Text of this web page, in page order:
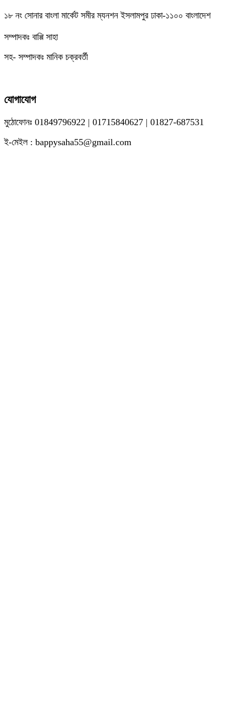
১৮ নং সোনার বাংলা মার্কেট সমীর ম্যনশন ইসলামপুর ঢাকা-১১০০ বাংলাদেশ
সম্পাদকঃ বাপ্পি সাহা
সহ- সম্পাদকঃ মানিক চক্রবর্তী
যোগাযোগ
মুঠোফোনঃ 01849796922 | 01715840627 | 01827-687531
ই-মেইল : bappysaha55@gmail.com